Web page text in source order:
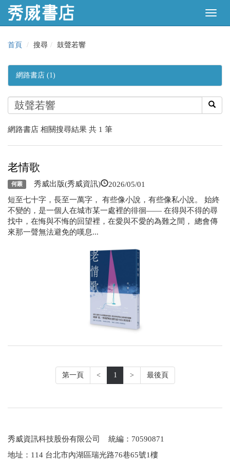
首頁 搜尋 鼓聲若響
網路書店 (1)
網路書店 相關搜尋結果 共 1 筆
老情歌
何叢 秀威出版(秀威資訊) 2026/05/01
短至七十字，長至一萬字， 有些像小說，有些像私小說。 始終
不變的，是一個人在城市某一處裡的徘徊—— 在得與不得的尋
找中，在悔與不悔的回望裡，在愛與不愛的為難之間， 總會傳
來那一聲無法避免的嘆息...
第一頁 < 1 > 最後頁
秀威資訊科技股份有限公司 統編：70590871
地址：114 台北市內湖區瑞光路76巷65號1樓